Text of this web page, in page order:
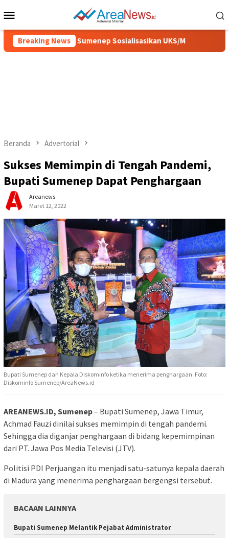
ke
Mobile
Breaking News
Pemkab Sumenep Sosialisasikan UKS/M
Beranda Advertorial
Sukses Memimpin di Tengah Pandemi,
Bupati Sumenep Dapat Penghargaan
Areanews
Maret 12, 2022
Bupati Sumenep dan Kepala Diskominfo ketika menerima penghargaan. Foto:
Diskominfo Sumenep/AreaNews.id
AREANEWS.ID, Sumenep– Bupati Sumenep, Jawa Timur,
Achmad Fauzi dinilai sukses memimpin di tengah pandemi.
Sehingga dia diganjar penghargaan di bidang kepemimpinan
dari PT. Jawa Pos Media Televisi (JTV).
Politisi PDI Perjuangan itu menjadi satu-satunya kepala daerah
di Madura yang menerima penghargaan bergengsi tersebut.
BACAAN LAINNYA
Bupati Sumenep Melantik Pejabat Administrator